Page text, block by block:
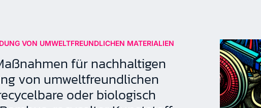
VON UMWELTFREUNDLICHEN MATERIALIEN
für nachhaltigen
von umweltfreundlichen
oder biologisch